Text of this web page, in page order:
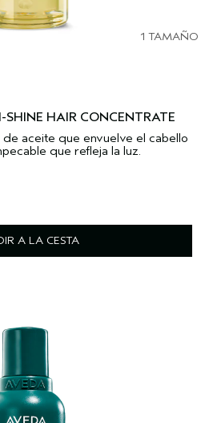
1 TAMAÑO
HAIR CONCENTRATE
aceite que envuelve el cabello
que refleja la luz.
A LA CESTA